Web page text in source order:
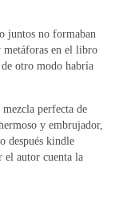
juntos no formaban
en el libro
otro modo habría
perfecta de
y embrujador,
después kindle
el autor cuenta la